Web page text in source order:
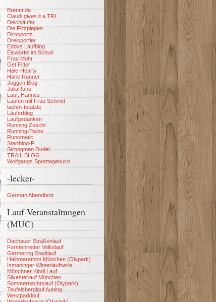
Brennr.de
Claudi gives it a TRI
Deichläufer
Die Flitzpiepen
Dirosports
Dreisportler
Eddys Laufblog
Eiswürfel im Schuh
Frau Mohr
Get Fitter
Hale-Hearty
Harle Runner
Joggen Blog
JuliaRuns
Lauf, Hannes
Laufen mit Frau Schmitt
laufen-total.de
Läuferblog
Laufgedanken
Running Zuschi
Running-Twins
Runomatic
Startblog-F
Strongman Dudel
TRAIL BLOG
Wolfgangs Sporttagebuch
-lecker-
German Abendbrot
Lauf-Veranstaltungen
(MUC)
Dachauer Straßenlauf
Forstenrieder Volkslauf
Germering Stadtlauf
Halbmarathon München (Olypark)
Ismaninger Winterlaufserie
Münchner Kindl Lauf
Silvesterlauf München
Sommernachtslauf (Olypark)
Teufelsberglauf Aubing
Westparklauf